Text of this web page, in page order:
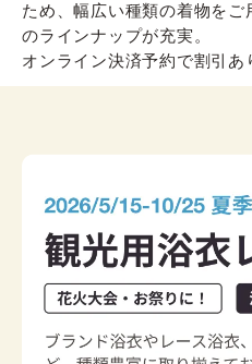
ため、幅広い種類の着物を
のラインナップが充実。
オンライン決済予約で割引あ